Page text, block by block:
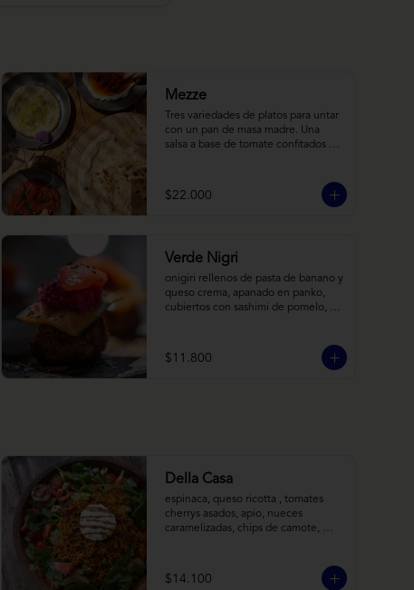
Mezze
Tres variedades de platos para untar
con un pan de masa madre. Una
salsa a base de tomate confitados y
limón y ajo; pimentones y cebollas
horneadas largamente, con toques
$22.000
Verde Nigri
onigiri rellenos de pasta de banano y
queso crema, apanado en panko,
cubiertos con sashimi de pomelo,
sobre salsa de crema de coco con
wasabi y tierra de cochayuyo.
$11.800
Della Casa
espinaca, queso ricotta , tomates
cherrys asados, apio, nueces
caramelizadas, chips de camote,
$14.100